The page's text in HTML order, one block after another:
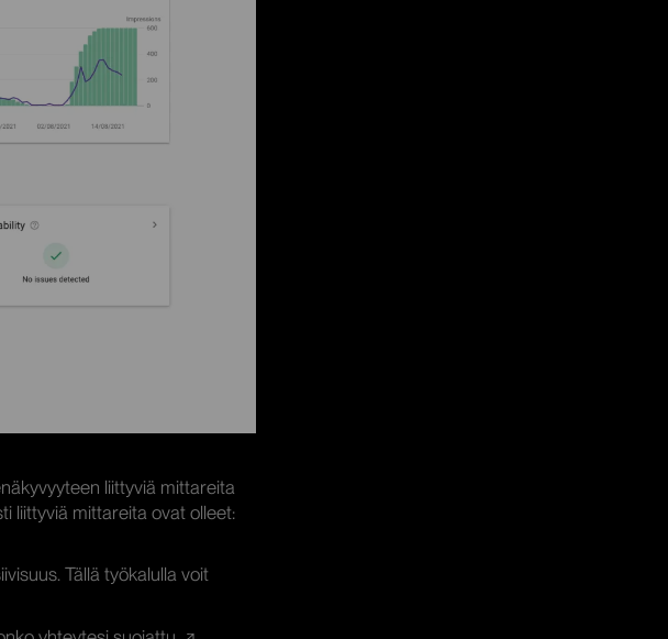
liittyviä mittareita
liittyviä mittareita ovat olleet:
Tällä työkalulla voit